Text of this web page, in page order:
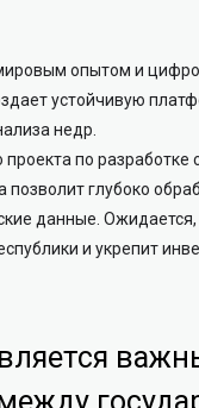
опытом и
устойчивую
недр.
по разработке
глубоко
данные.
и укрепит